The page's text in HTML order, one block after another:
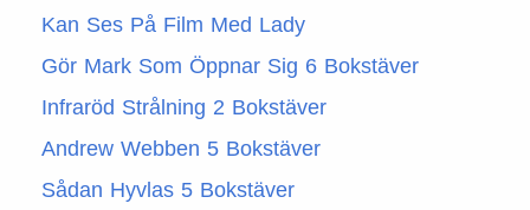
Kan Ses På Film Med Lady
Gör Mark Som Öppnar Sig 6 Bokstäver
Infraröd Strålning 2 Bokstäver
Andrew Webben 5 Bokstäver
Sådan Hyvlas 5 Bokstäver